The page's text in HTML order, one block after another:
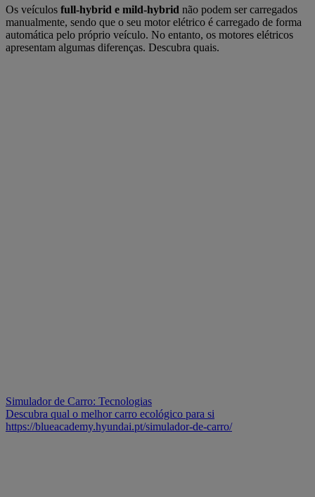
Os veículos full-hybrid e mild-hybrid não podem ser carregados
manualmente, sendo que o seu motor elétrico é carregado de forma
automática pelo próprio veículo. No entanto, os motores elétricos
apresentam algumas diferenças. Descubra quais.
Simulador de Carro: Tecnologias
Descubra qual o melhor carro ecológico para si
https://blueacademy.hyundai.pt/simulador-de-carro/